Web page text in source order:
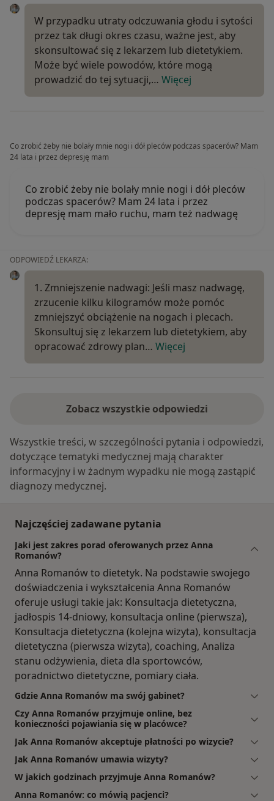
W przypadku utraty odczuwania głodu i sytości
przez tak długi okres czasu, ważne jest, aby
skonsultować się z lekarzem lub dietetykiem.
Może być wiele powodów, które mogą
prowadzić do tej sytuacji,… Więcej
Co zrobić żeby nie bolały mnie nogi i dół pleców podczas spacerów? Mam
24 lata i przez depresję mam
Co zrobić żeby nie bolały mnie nogi i dół pleców
podczas spacerów? Mam 24 lata i przez
depresję mam mało ruchu, mam też nadwagę
ODPOWIEDŹ LEKARZA:
1. Zmniejszenie nadwagi: Jeśli masz nadwagę,
zrzucenie kilku kilogramów może pomóc
zmniejszyć obciążenie na nogach i plecach.
Skonsultuj się z lekarzem lub dietetykiem, aby
opracować zdrowy plan… Więcej
Zobacz wszystkie odpowiedzi
Wszystkie treści, w szczególności pytania i odpowiedzi,
dotyczące tematyki medycznej mają charakter
informacyjny i w żadnym wypadku nie mogą zastąpić
diagnozy medycznej.
Najczęściej zadawane pytania
Jaki jest zakres porad oferowanych przez Anna
Romanów?
Anna Romanów to dietetyk. Na podstawie swojego
doświadczenia i wykształcenia Anna Romanów
oferuje usługi takie jak: Konsultacja dietetyczna,
jadłospis 14-dniowy, konsultacja online (pierwsza),
Konsultacja dietetyczna (kolejna wizyta), konsultacja
dietetyczna (pierwsza wizyta), coaching, Analiza
stanu odżywienia, dieta dla sportowców,
poradnictwo dietetyczne, pomiary ciała.
Gdzie Anna Romanów ma swój gabinet?
Czy Anna Romanów przyjmuje online, bez
konieczności pojawiania się w placówce?
Jak Anna Romanów akceptuje płatności po wizycie?
Jak Anna Romanów umawia wizyty?
W jakich godzinach przyjmuje Anna Romanów?
Anna Romanów: co mówią pacjenci?